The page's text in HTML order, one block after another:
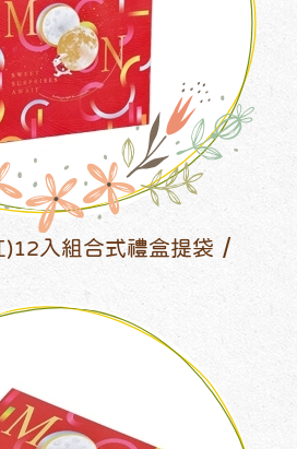
)12入組合式禮盒提袋